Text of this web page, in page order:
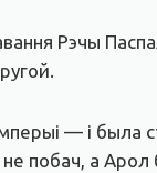
Рэчы
— і была
побач, а